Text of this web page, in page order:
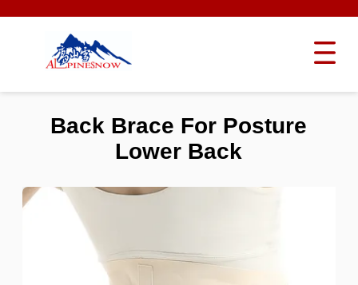
Back Brace For Posture
Lower Back